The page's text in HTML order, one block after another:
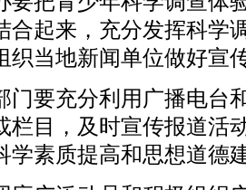
合起来，充分发挥科学
织当地新闻单位做好宣
要充分利用广播电台
栏目，及时宣传报道活
学素质提高和思想道德